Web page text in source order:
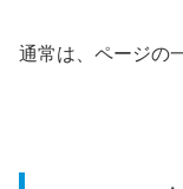
通常は、ページの